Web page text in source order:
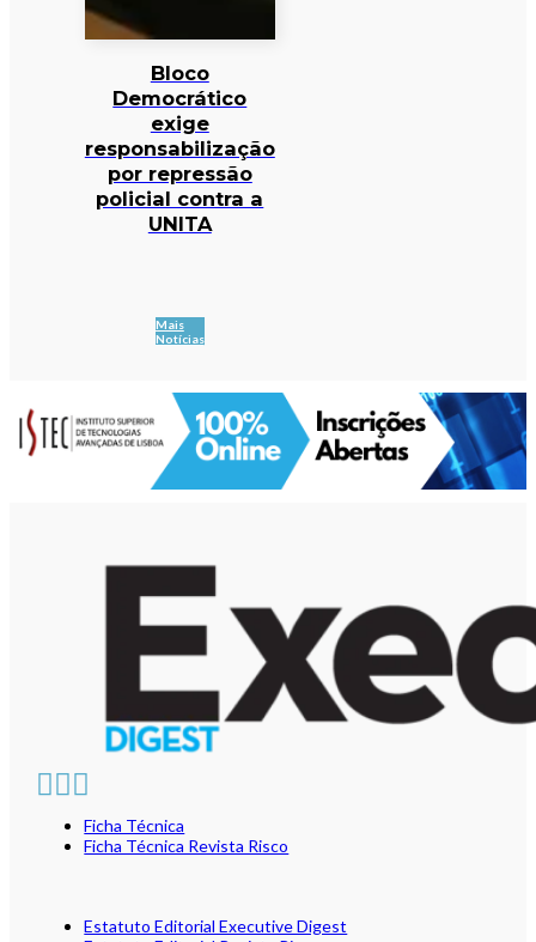
Bloco
Democrático
exige
responsabilização
por repressão
policial contra a
UNITA
Mais
Notícias
Ficha Técnica
Ficha Técnica Revista Risco
Estatuto Editorial Executive Digest